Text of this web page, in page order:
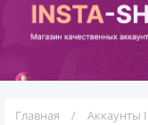
Главная Аккаунты